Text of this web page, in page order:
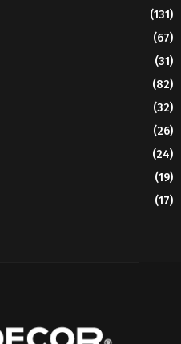
(131)
(67)
(31)
(82)
(32)
(26)
(24)
(19)
(17)